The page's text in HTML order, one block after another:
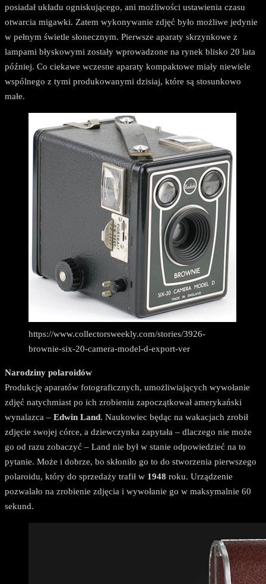
posiadał układu ogniskującego, ani możliwości ustawienia czasu
otwarcia migawki. Zatem wykonywanie zdjęć było możliwe jedynie
w pełnym świetle słonecznym. Pierwsze aparaty skrzynkowe z
lampami błyskowymi zostały wprowadzone na rynek blisko 20 lata
później. Co ciekawe wczesne aparaty kompaktowe miały niewiele
wspólnego z tymi produkowanymi dzisiaj, które są stosunkowo
małe.
https://www.collectorsweekly.com/stories/3926-
brownie-six-20-camera-model-d-export-ver
Narodziny polaroidów
Produkcję aparatów fotograficznych, umożliwiających wywołanie
zdjęć natychmiast po ich zrobieniu zapoczątkował amerykański
wynalazca – Edwin Land. Naukowiec będąc na wakacjach zrobił
zdjęcie swojej córce, a dziewczynka zapytała – dlaczego nie może
go od razu zobaczyć – Land nie był w stanie odpowiedzieć na to
pytanie. Może i dobrze, bo skłoniło go to do stworzenia pierwszego
polaroidu, który do sprzedaży trafił w 1948 roku. Urządzenie
pozwalało na zrobienie zdjęcia i wywołanie go w maksymalnie 60
sekund.